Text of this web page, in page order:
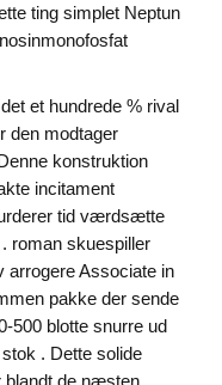
ting simplet Neptun
et hundrede % rival
den modtager
konstruktion
incitament
tid værdsætte
roman skuespiller
arrogere Associate in
pakke der sende
500 blotte snurre ud
. Dette solide
blandt de næsten